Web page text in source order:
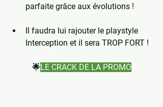
parfaite grâce aux évolutions !
Il faudra lui rajouter le playstyle
Interception et il sera TROP FORT !
🌟LE CRACK DE LA PROMO